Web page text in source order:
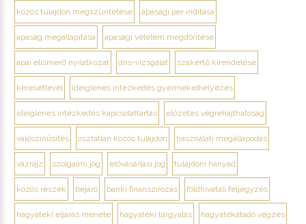
közös tulajdon megszüntetése apasági per indítása
apaság megállapítása apasági vélelem megdöntése
apai elismerő nyilatkozat dns-vizsgálat szakértő kirendelése
keresetlevél ideiglenes intézkedés gyermekelhelyezés
ideiglenes intézkedés kapcsolattartás előzetes végrehajthatóság
valószínűsítés osztatlan közös tulajdon használati megállapodás
vázrajz szolgalmi jog elővásárlási jog tulajdoni hányad
közös részek bejáró banki finanszírozás földhivatali feljegyzés
hagyatéki eljárás menete hagyatéki tárgyalás hagyatékátadó végzés